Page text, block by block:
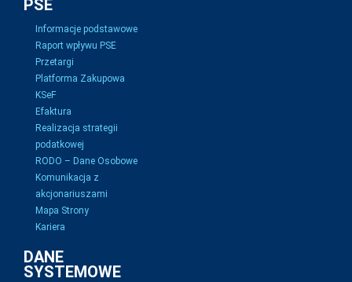
PSE
Informacje podstawowe
Raport wpływu PSE
Przetargi
Platforma Zakupowa
KSeF
Efaktura
Realizacja strategii
podatkowej
RODO – Dane Osobowe
Komunikacja z
akcjonariuszami
Mapa Strony
Kariera
DANE
SYSTEMOWE